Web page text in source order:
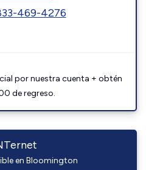
469-4276
por nuestra cuenta + obtén
de regreso.
en Bloomington